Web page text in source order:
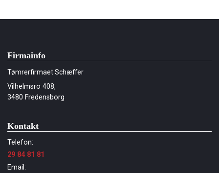
Firmainfo
Tømrerfirmaet Schæffer
Vilhelmsro 408,
3480 Fredensborg
Kontakt
Telefon:
29 84 81 81
Email: